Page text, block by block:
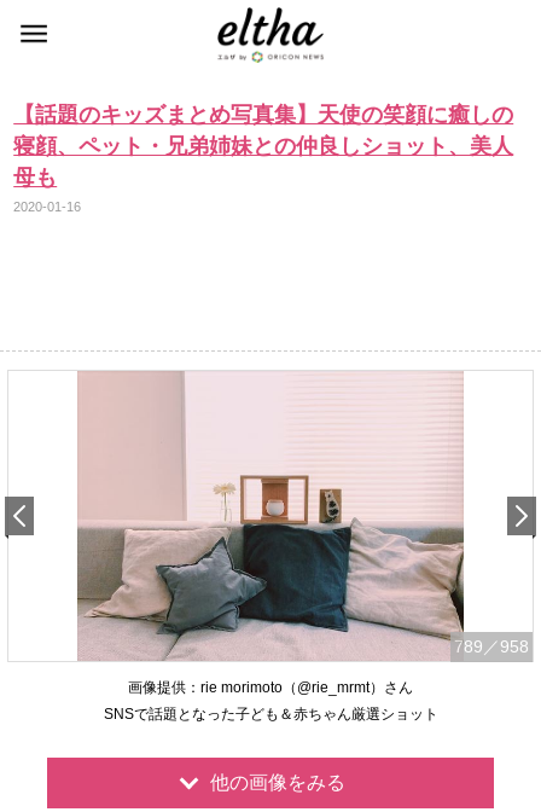
【話題のキッズまとめ写真集】天使の笑顔に癒しの
寝顔、ペット・兄弟姉妹との仲良しショット、美人
母も
2020-01-16
789 ／958
画像提供：rie morimoto（@rie_mrmt）さん
SNSで話題となった子ども＆赤ちゃん厳選ショット
他の画像をみる